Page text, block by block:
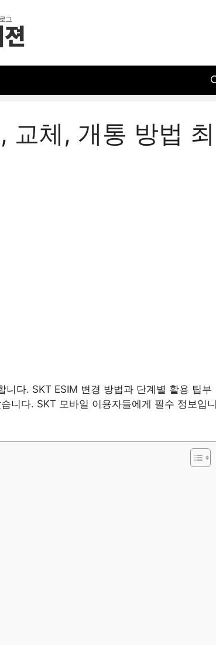
교체, 개통 방법 최
다. SKT ESIM 변경 방법과 단계별 활용 팁부
니다. SKT 모바일 이용자들에게 필수 정보입니